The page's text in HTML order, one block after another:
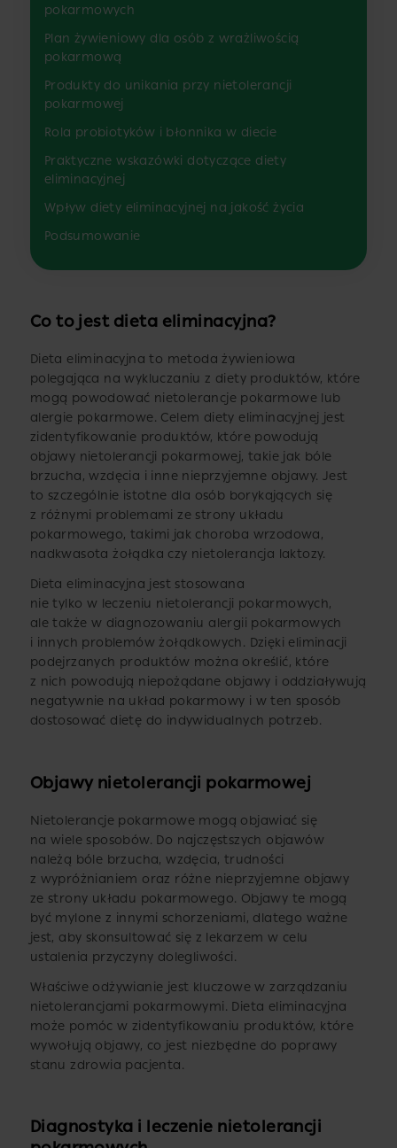
pokarmowych
Plan żywieniowy dla osób z wrażliwością
pokarmową
Produkty do unikania przy nietolerancji
pokarmowej
Rola probiotyków i błonnika w diecie
Praktyczne wskazówki dotyczące diety
eliminacyjnej
Wpływ diety eliminacyjnej na jakość życia
Podsumowanie
Co to jest dieta eliminacyjna?
Dieta eliminacyjna to metoda żywieniowa
polegająca na wykluczaniu z diety produktów, które
mogą powodować nietolerancje pokarmowe lub
alergie pokarmowe. Celem diety eliminacyjnej jest
zidentyfikowanie produktów, które powodują
objawy nietolerancji pokarmowej, takie jak bóle
brzucha, wzdęcia i inne nieprzyjemne objawy. Jest
to szczególnie istotne dla osób borykających się
z różnymi problemami ze strony układu
pokarmowego, takimi jak choroba wrzodowa,
nadkwasota żołądka czy nietolerancja laktozy.
Dieta eliminacyjna jest stosowana
nie tylko w leczeniu nietolerancji pokarmowych,
ale także w diagnozowaniu alergii pokarmowych
i innych problemów żołądkowych. Dzięki eliminacji
podejrzanych produktów można określić, które
z nich powodują niepożądane objawy i oddziaływują
negatywnie na układ pokarmowy i w ten sposób
dostosować dietę do indywidualnych potrzeb.
Objawy nietolerancji pokarmowej
Nietolerancje pokarmowe mogą objawiać się
na wiele sposobów. Do najczęstszych objawów
należą bóle brzucha, wzdęcia, trudności
z wypróżnianiem oraz różne nieprzyjemne objawy
ze strony układu pokarmowego. Objawy te mogą
być mylone z innymi schorzeniami, dlatego ważne
jest, aby skonsultować się z lekarzem w celu
ustalenia przyczyny dolegliwości.
Właściwe odżywianie jest kluczowe w zarządzaniu
nietolerancjami pokarmowymi. Dieta eliminacyjna
może pomóc w zidentyfikowaniu produktów, które
wywołują objawy, co jest niezbędne do poprawy
stanu zdrowia pacjenta.
Diagnostyka i leczenie nietolerancji